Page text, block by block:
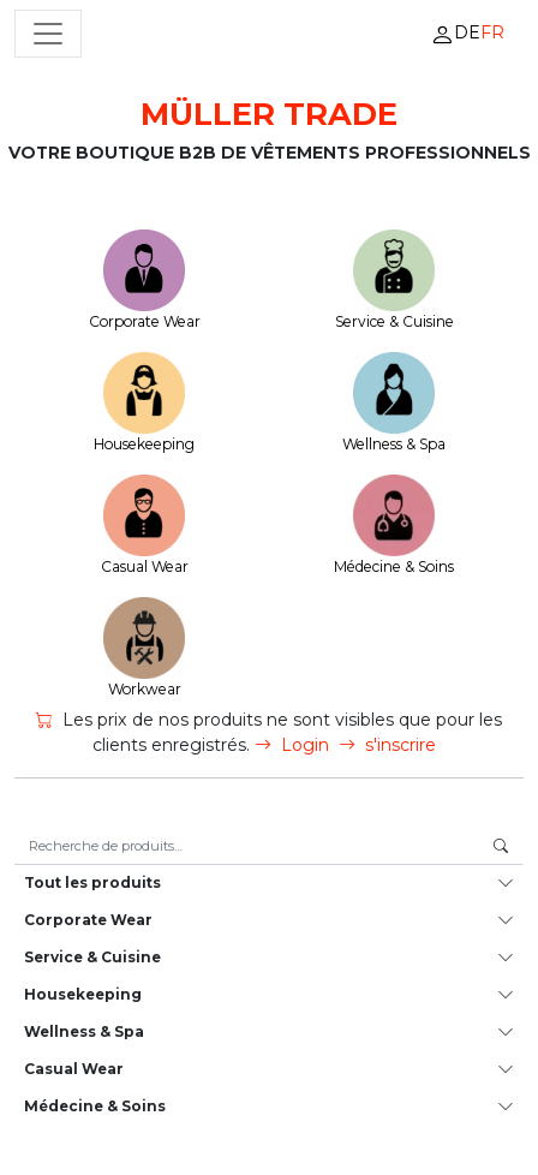
Passer au contenu
NAVIGATION PRINCIPALE DEFR
MÜLLER TRADE
VOTRE BOUTIQUE B2B DE VÊTEMENTS PROFESSIONNELS
Corporate Wear Service & Cuisine
House­keeping Wellness & Spa
Casual Wear Médecine & Soins
Workwear
Les prix de nos produits ne sont visibles que pour les
clients enregistrés.
Login s'inscrire
Tout les produits
Corporate Wear
Service & Cuisine
House­keeping
Wellness & Spa
Casual Wear
Médecine & Soins